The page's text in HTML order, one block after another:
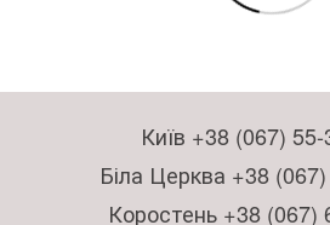
Київ +38 (067)
Біла Церква +38
Коростень +38 (067)